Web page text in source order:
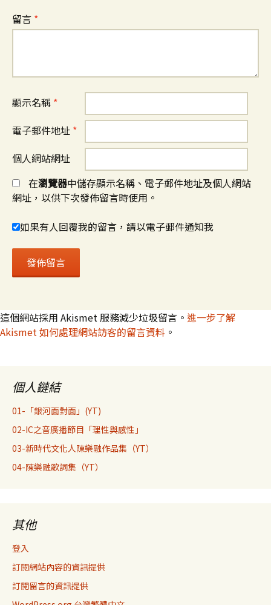
留言 *
顯示名稱 *
電子郵件地址 *
個人網站網址
在瀏覽器中儲存顯示名稱、電子郵件地址及個人網站
網址，以供下次發佈留言時使用。
如果有人回覆我的留言，請以電子郵件通知我
這個網站採用 Akismet 服務減少垃圾留言。 進一步了解
Akismet 如何處理網站訪客的留言資料 。
個人鏈結
01-「銀河面對面」(YT)
02-IC之音廣播節目「理性與感性」
03-新時代文化人陳樂融作品集（YT）
04-陳樂融歌詞集（YT）
其他
登入
訂閱網站內容的資訊提供
訂閱留言的資訊提供